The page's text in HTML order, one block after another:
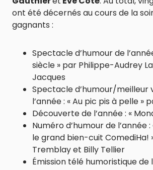
ont été décernés au cours de la
gagnants :
Spectacle d’humour de
siècle » par Philippe-Audrey
Jacques
Spectacle d’humour/meilleur
l’année : « Au pic pis à pelle »
Découverte de l’année : «
Numéro d’humour de l’année
le grand bien-cuit ComediHa!
Tremblay et Billy Tellier
Émission télé humoristique de